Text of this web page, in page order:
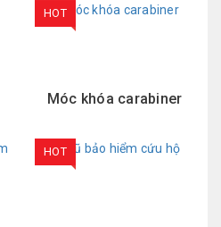
HOT
Móc khóa carabiner
HOT